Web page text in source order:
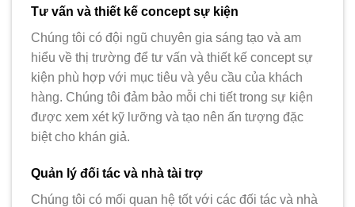
Tư vấn và thiết kế concept sự kiện
Chúng tôi có đội ngũ chuyên gia sáng tạo và am
hiểu về thị trường để tư vấn và thiết kế concept sự
kiện phù hợp với mục tiêu và yêu cầu của khách
hàng. Chúng tôi đảm bảo mỗi chi tiết trong sự kiện
được xem xét kỹ lưỡng và tạo nên ấn tượng đặc
biệt cho khán giả.
Quản lý đối tác và nhà tài trợ
Chúng tôi có mối quan hệ tốt với các đối tác và nhà